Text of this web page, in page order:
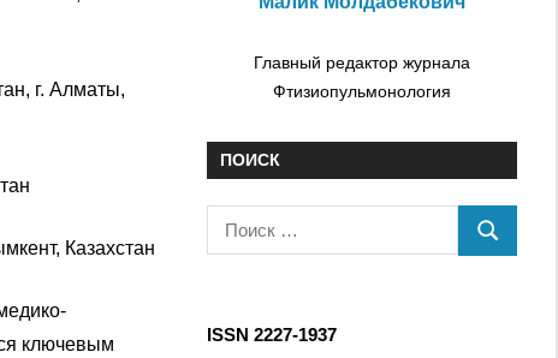
г. Алматы,
Казахстан
ключевым
Главный редактор журнала
Фтизиопульмонология
ПОИСК
о
к
ISSN 2227-1937